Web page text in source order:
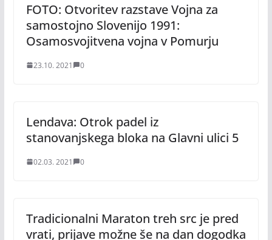
FOTO: Otvoritev razstave Vojna za
samostojno Slovenijo 1991:
Osamosvojitvena vojna v Pomurju
23.10. 2021 0
Lendava: Otrok padel iz
stanovanjskega bloka na Glavni ulici 5
02.03. 2021 0
Tradicionalni Maraton treh src je pred
vrati, prijave možne še na dan dogodka